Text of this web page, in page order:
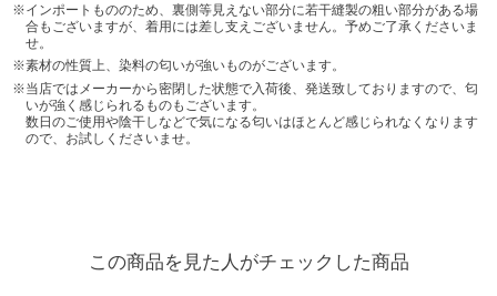
インポートもののため、裏側等見えない部分に若干縫製の粗い部分がある場
合もございますが、着用には差し支えございません。予めご了承くださいま
せ。
素材の性質上、染料の匂いが強いものがございます。
当店ではメーカーから密閉した状態で入荷後、発送致しておりますので、匂
いが強く感じられるものもございます。
数日のご使用や陰干しなどで気になる匂いはほとんど感じられなくなります
ので、お試しくださいませ。
この商品を見た人がチェックした商品